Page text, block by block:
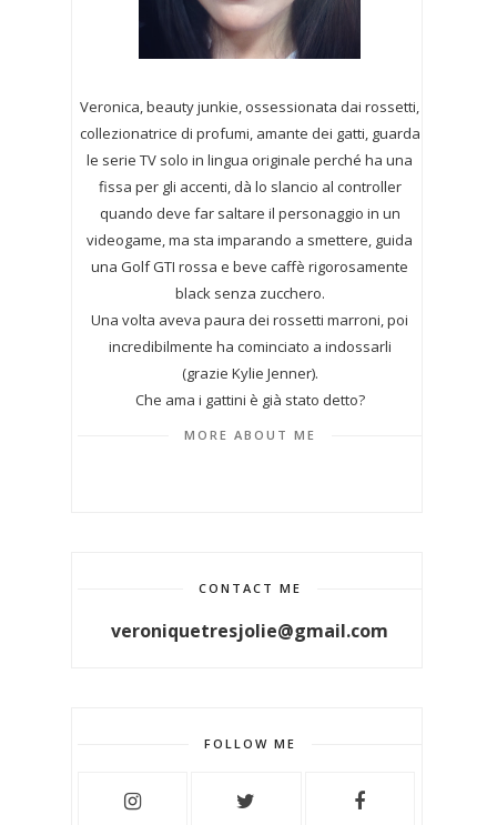
Veronica, beauty junkie, ossessionata dai rossetti,
collezionatrice di profumi, amante dei gatti, guarda
le serie TV solo in lingua originale perché ha una
fissa per gli accenti, dà lo slancio al controller
quando deve far saltare il personaggio in un
videogame, ma sta imparando a smettere, guida
una Golf GTI rossa e beve caffè rigorosamente
black senza zucchero.
Una volta aveva paura dei rossetti marroni, poi
incredibilmente ha cominciato a indossarli
(grazie Kylie Jenner).
Che ama i gattini è già stato detto?
MORE ABOUT ME
CONTACT ME
veroniquetresjolie@gmail.com
FOLLOW ME